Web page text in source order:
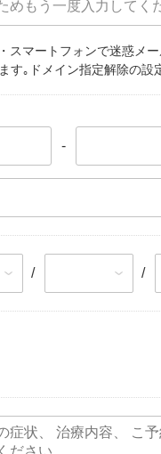
スマートフォンで迷惑メ
す｡ドメイン指定解除の設
-
/ /